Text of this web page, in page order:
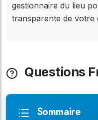
gestionnaire du lieu
transparente de votre
Questions
Sommaire